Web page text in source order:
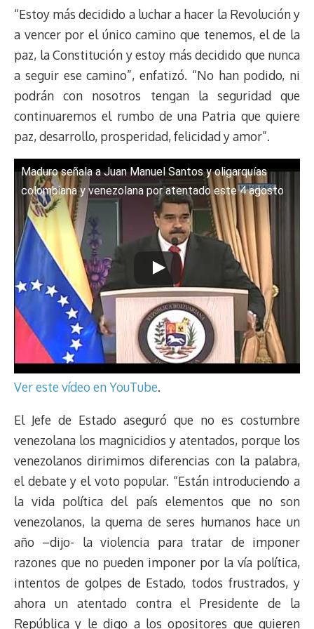
“Estoy más decidido a luchar a hacer la Revolución y
a vencer por el único camino que tenemos, el de la
paz, la Constitución y estoy más decidido que nunca
a seguir ese camino”, enfatizó. “No han podido, ni
podrán con nosotros tengan la seguridad que
continuaremos el rumbo de una Patria que quiere
paz, desarrollo, prosperidad, felicidad y amor”.
Maduro señala a Juan Manuel Santos y oligarquías
colombiana y venezolana por atentado este 4 agosto
Ver este vídeo en YouTube.
El Jefe de Estado aseguró que no es costumbre
venezolana los magnicidios y atentados, porque los
venezolanos dirimimos diferencias con la palabra,
el debate y el voto popular. “Están introduciendo a
la vida política del país elementos que no son
venezolanos, la quema de seres humanos hace un
año –dijo- la violencia para tratar de imponer
razones que no pueden imponer por la vía política,
intentos de golpes de Estado, todos frustrados, y
ahora un atentado contra el Presidente de la
República y le digo a los opositores que quieren